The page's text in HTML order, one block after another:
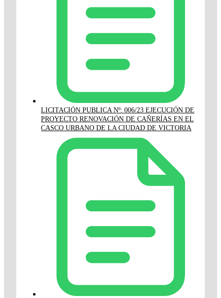
LICITACIÓN PUBLICA Nº: 006/23 EJECUCIÓN DE
PROYECTO RENOVACIÓN DE CAÑERÍAS EN EL
CASCO URBANO DE LA CIUDAD DE VICTORIA